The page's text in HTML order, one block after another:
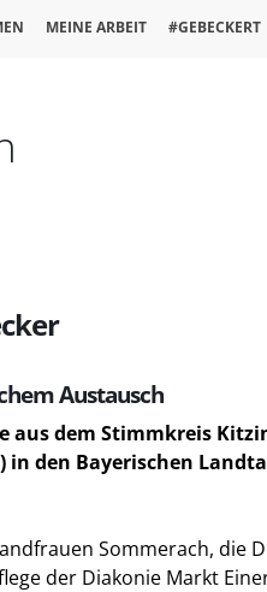
MEINE ARBEIT #GEBECKERT
Austausch
aus dem Stimmkreis
in den Bayerischen
Sommerach, die
der Diakonie Markt